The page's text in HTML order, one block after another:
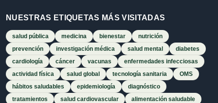
NUESTRAS ETIQUETAS MÁS VISITADAS
salud pública medicina bienestar
nutrición
prevención
investigación médica salud mental
diabetes
cardiología
cáncer vacunas
enfermedades infecciosas
actividad física
salud global tecnología sanitaria
OMS
hábitos saludables
epidemiología
diagnóstico
tratamientos
salud cardiovascular
alimentación saludable